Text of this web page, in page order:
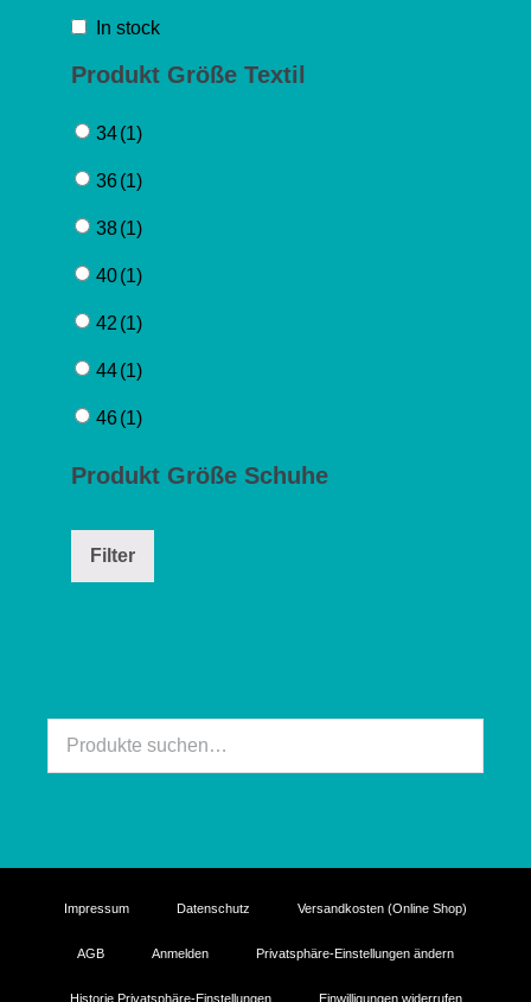
In stock
Produkt Größe Textil
34(1)
36(1)
38(1)
40(1)
42 (1)
44(1)
46(1)
Produkt Größe Schuhe
Filter
Suche
Impressum Datenschutz Versandkosten (Online Shop)
AGB Anmelden Privatsphäre-Einstellungen ändern
Historie Privatsphäre-Einstellungen Einwilligungen widerrufen